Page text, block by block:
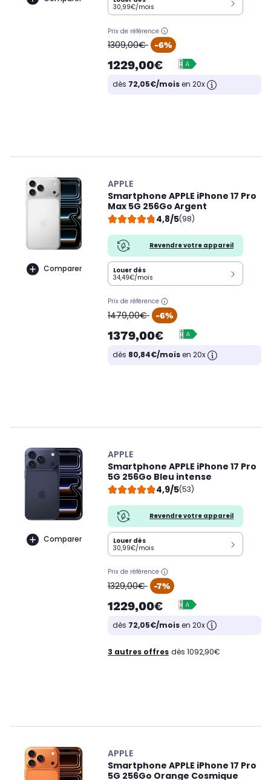
30,99€/mois
Prix de référence
oldPrice
1309,00€ -6%
1229,00€
dès 72,05€/moisen 20x
Comparer
APPLE
Smartphone APPLE iPhone 17 Pro
Max 5G 256Go Argent
4,8/5(98)
Revendre votre appareil
Louer dès
34,49€/mois
Prix de référence
oldPrice
1479,00€ -6%
1379,00€
dès 80,84€/moisen 20x
Comparer
APPLE
Smartphone APPLE iPhone 17 Pro
5G 256Go Bleu intense
4,9/5(53)
Revendre votre appareil
Louer dès
30,99€/mois
Prix de référence
oldPrice
1329,00€ -7%
1229,00€
dès 72,05€/moisen 20x
3 autres offres dès 1092,90€
APPLE
Smartphone APPLE iPhone 17 Pro
5G 256Go Orange Cosmique